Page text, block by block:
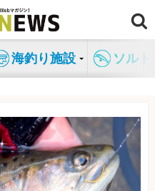
海釣り施設 ソル